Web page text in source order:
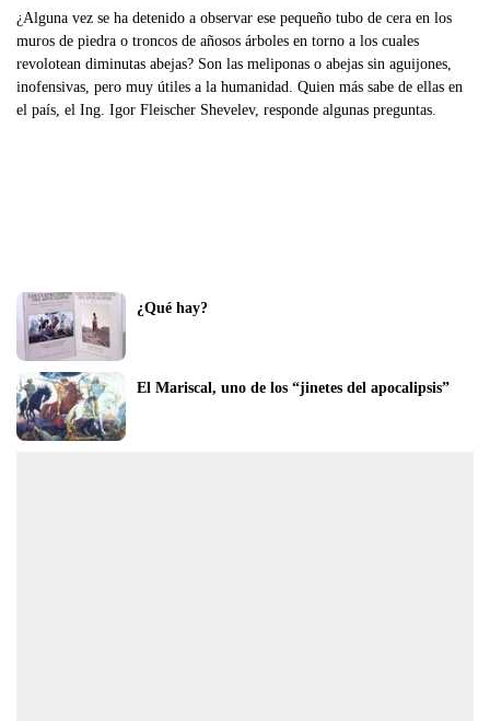
¿Alguna vez se ha detenido a observar ese pequeño tubo de cera en los
muros de piedra o troncos de añosos árboles en torno a los cuales
revolotean diminutas abejas? Son las meliponas o abejas sin aguijones,
inofensivas, pero muy útiles a la humanidad. Quien más sabe de ellas en
el país, el Ing. Igor Fleischer Shevelev, responde algunas preguntas.
¿Qué hay?
El Mariscal, uno de los “jinetes del apocalipsis”